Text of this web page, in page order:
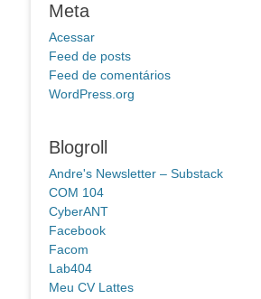
Meta
Acessar
Feed de posts
Feed de comentários
WordPress.org
Blogroll
Andre's Newsletter – Substack
COM 104
CyberANT
Facebook
Facom
Lab404
Meu CV Lattes